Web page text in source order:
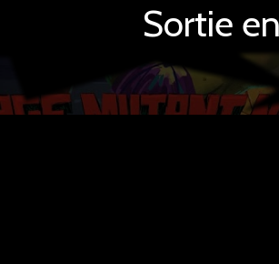
Sortie